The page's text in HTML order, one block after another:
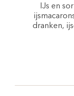
IJs en
dranken,